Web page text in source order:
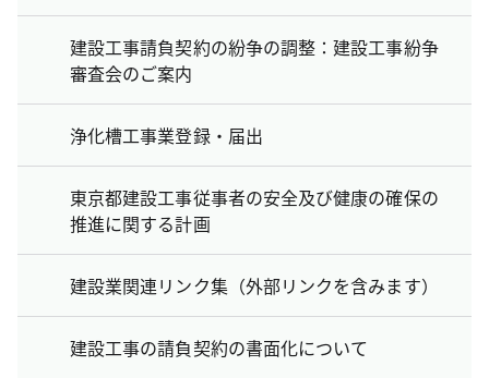
建設工事請負契約の紛争の調整：建設工事紛争
審査会のご案内
浄化槽工事業登録・届出
東京都建設工事従事者の安全及び健康の確保の
推進に関する計画
建設業関連リンク集（外部リンクを含みます）
建設工事の請負契約の書面化について